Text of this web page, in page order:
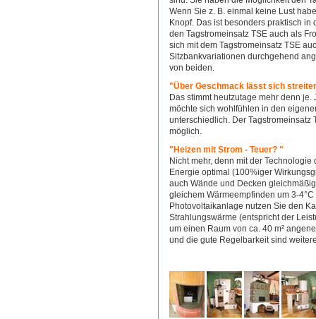
Wenn Sie z. B. einmal keine Lust
Knopf. Das ist besonders praktisch
den Tagstromeinsatz TSE auch als
sich mit dem Tagstromeinsatz TSE
Sitzbankvariationen durchgehend
von beiden.
"Über Geschmack lässt sich
Das stimmt heutzutage mehr denn
möchte sich wohlfühlen in den
unterschiedlich. Der Tagstromeinsatz
möglich.
"Heizen mit Strom - Teuer? "
Nicht mehr, denn mit der
Energie optimal (100%iger
auch Wände und Decken
gleichem Wärmeempfinden um 3-
Photovoltaikanlage nutzen Sie den
Strahlungswärme (entspricht der
um einen Raum von ca. 40 m²
und die gute Regelbarkeit sind